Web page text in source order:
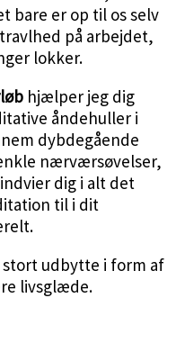
bare er op til os selv
på arbejdet,
lokker.
hjælper jeg dig
åndehuller i
dybdegående
nærværsøvelser,
dig i alt det
til i dit
stort udbytte i form af
livsglæde.